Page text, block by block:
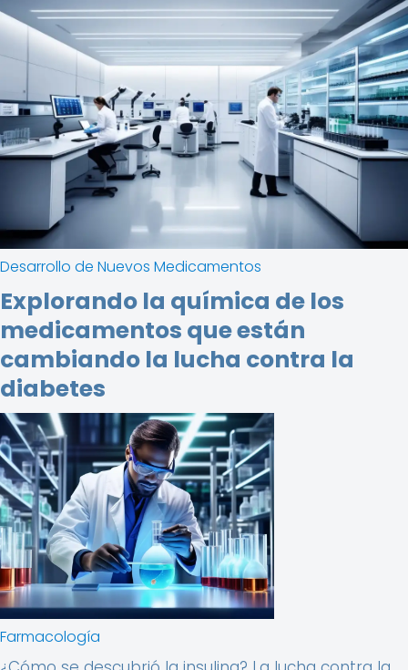
Desarrollo de Nuevos Medicamentos
Explorando la química de los
medicamentos que están
cambiando la lucha contra la
diabetes
Farmacología